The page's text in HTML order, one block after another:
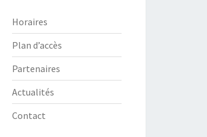
Horaires
Plan d’accès
Partenaires
Actualités
Contact